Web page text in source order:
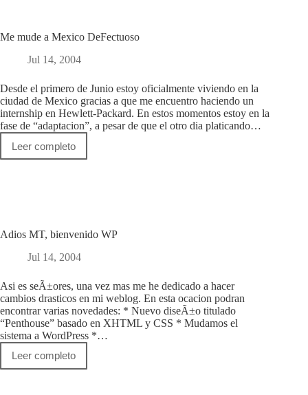
Me mude a Mexico DeFectuoso
Jul 14, 2004
Desde el primero de Junio estoy oficialmente viviendo en la
ciudad de Mexico gracias a que me encuentro haciendo un
internship en Hewlett-Packard. En estos momentos estoy en la
fase de “adaptacion”, a pesar de que el otro dia platicando…
Leer completo
Me
mude
Adios MT, bienvenido WP
Jul 14, 2004
Asi es seÃ±ores, una vez mas me he dedicado a hacer
cambios drasticos en mi weblog. En esta ocacion podran
encontrar varias novedades: * Nuevo diseÃ±o titulado
“Penthouse” basado en XHTML y CSS * Mudamos el
sistema a WordPress *…
Leer completo
Adios
MT,